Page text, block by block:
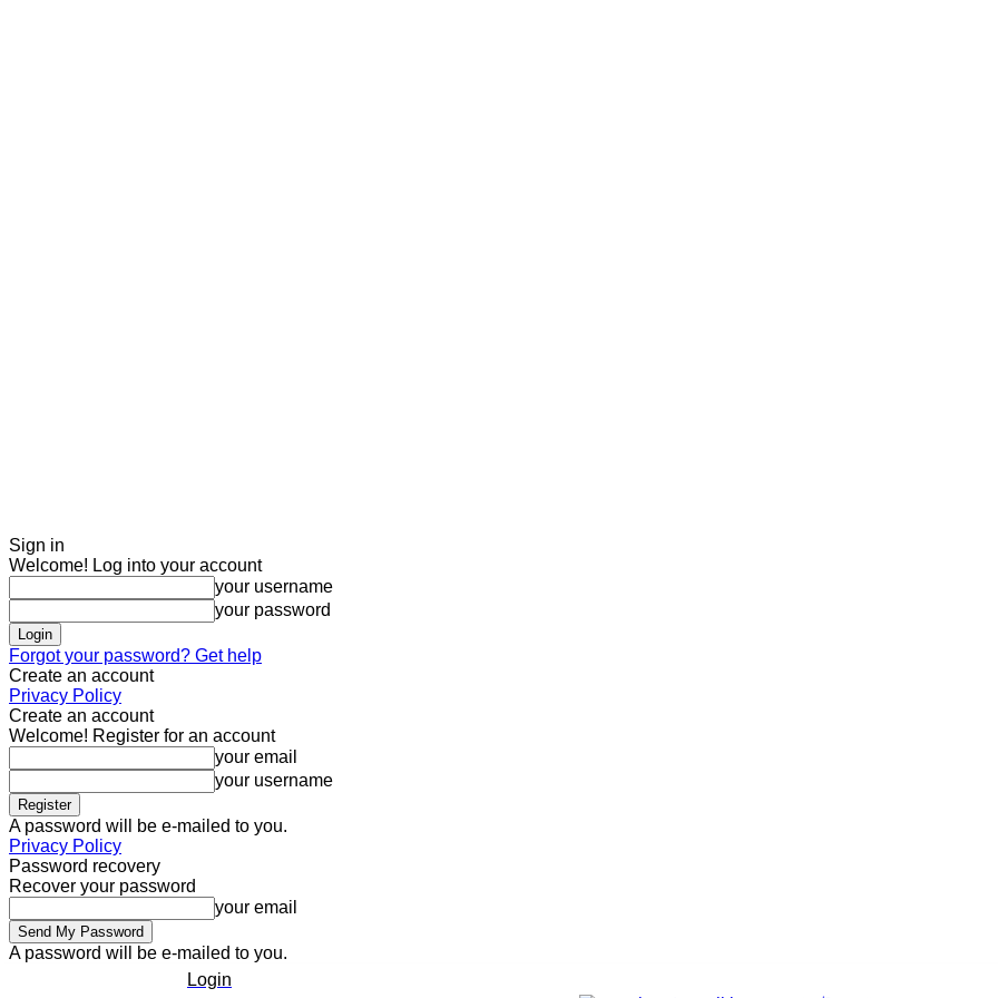
Sign in
Welcome! Log into your account
your username
your password
Forgot your password? Get help
Create an account
Privacy Policy
Create an account
Welcome! Register for an account
your email
your username
A password will be e-mailed to you.
Privacy Policy
Password recovery
Recover your password
your email
A password will be e-mailed to you.
Login